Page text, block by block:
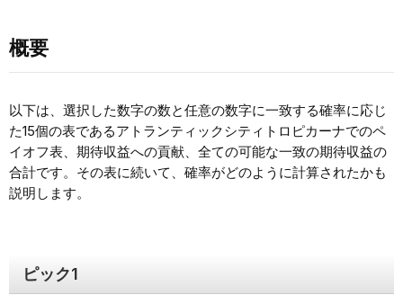
概要
以下は、選択した数字の数と任意の数字に一致する確率に応じ
た15個の表であるアトランティックシティトロピカーナでのペ
イオフ表、期待収益への貢献、全ての可能な一致の期待収益の
合計です。その表に続いて、確率がどのように計算されたかも
説明します。
ピック1